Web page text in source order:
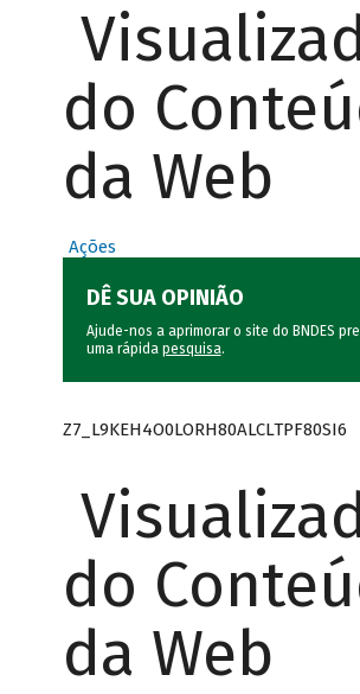
do
da Web
Ações
DÊ SUA OPINIÃO
Ajude-nos a aprimorar o site do BNDES
uma rápida pesquisa.
Z7_L9KEH4O0LORH80ALCLTPF80SI6
do
da Web